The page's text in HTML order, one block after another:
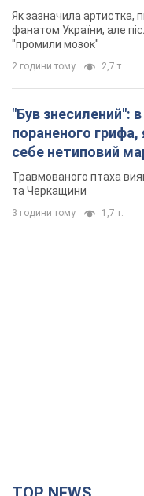
не знав, а тепер
українців
Як зазначила артистка,
фанатом України, але
"промили мозок"
2 години тому 2,7 т.
"Був знесилений": в
пораненого
себе нетиповий
Травмованого птаха
та Черкащини
3 години тому 1,7 т.